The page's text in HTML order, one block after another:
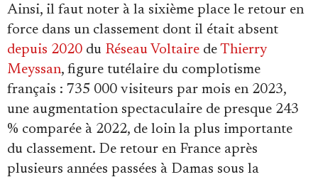
Ainsi, il faut noter à la sixième place le retour en
force dans un classement dont il était absent
depuis 2020 du Réseau Voltaire de Thierry
Meyssan, figure tutélaire du complotisme
français : 735 000 visiteurs par mois en 2023,
une augmentation spectaculaire de presque 243
% comparée à 2022, de loin la plus importante
du classement. De retour en France après
plusieurs années passées à Damas sous la